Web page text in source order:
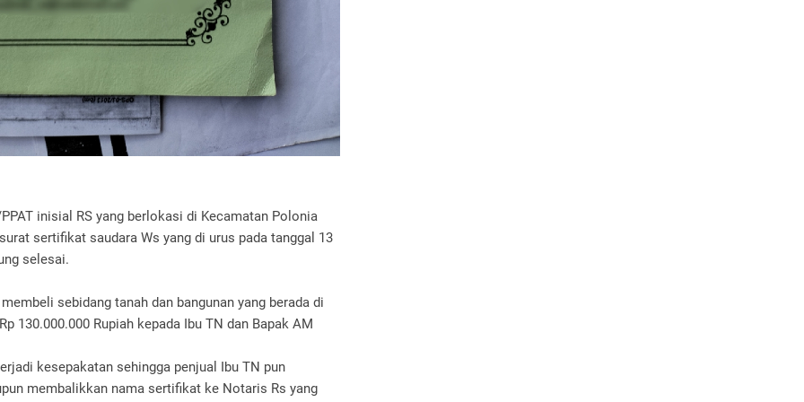
inisial RS yang berlokasi di Kecamatan Polonia
sertifikat saudara Ws yang di urus pada tanggal 13
selesai.
sebidang tanah dan bangunan yang berada di
130.000.000 Rupiah kepada Ibu TN dan Bapak AM
kesepakatan sehingga penjual Ibu TN pun
membalikkan nama sertifikat ke Notaris Rs yang